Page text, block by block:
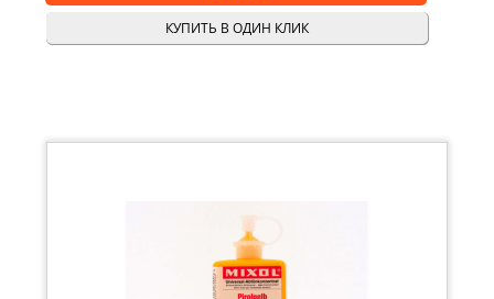
КУПИТЬ В ОДИН КЛИК